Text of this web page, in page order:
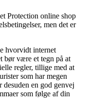
Protection online shop
men det er
hvorvidt internet
bør være et tegn på at
regler, tillige med at
som har megen
en god genvej
som følge af din